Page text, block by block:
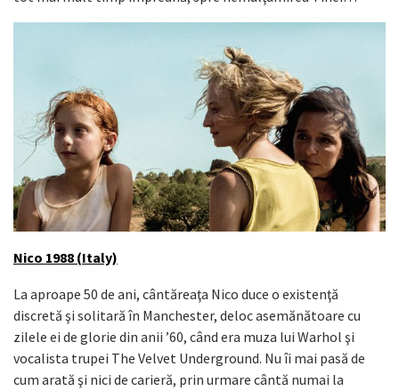
Nico 1988 (Italy)
La aproape 50 de ani, cântăreaţa Nico duce o existenţă
discretă şi solitară în Manchester, deloc asemănătoare cu
zilele ei de glorie din anii ’60, când era muza lui Warhol şi
vocalista trupei The Velvet Underground. Nu îi mai pasă de
cum arată şi nici de carieră, prin urmare cântă numai la